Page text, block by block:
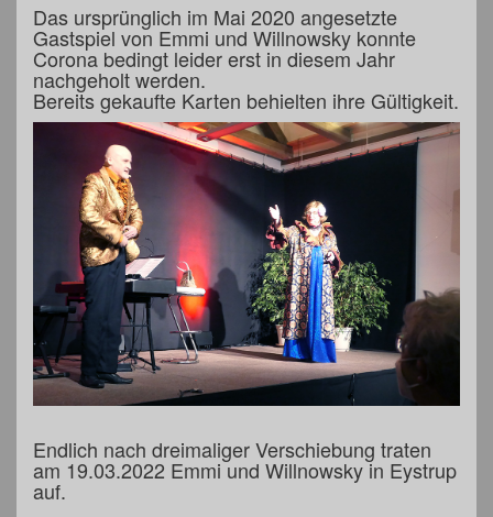
Das ursprünglich im Mai 2020 angesetzte
Gastspiel von Emmi und Willnowsky konnte
Corona bedingt leider erst in diesem Jahr
nachgeholt werden.
Bereits gekaufte Karten behielten ihre Gültigkeit.
Endlich nach dreimaliger Verschiebung traten
am 19.03.2022 Emmi und Willnowsky in Eystrup
auf.